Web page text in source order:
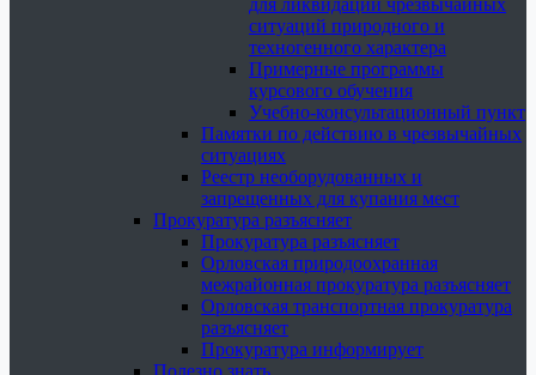
для ликвидации чрезвычайных
ситуаций природного и
техногенного характера
Примерные программы
курсового обучения
Учебно-консультационный пункт
Памятки по действию в чрезвычайных
ситуациях
Реестр необорудованных и
запрещенных для купания мест
Прокуратура разъясняет
Прокуратура разъясняет
Орловская природоохранная
межрайонная прокуратура разъясняет
Орловская транспортная прокуратура
разъясняет
Прокуратура информирует
Полезно знать